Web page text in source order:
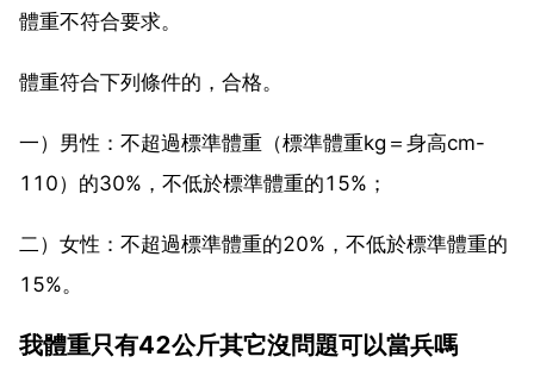
體重不符合要求。
體重符合下列條件的，合格。
一）男性：不超過標準體重（標準體重kg＝身高cm-
110）的30%，不低於標準體重的15%；
二）女性：不超過標準體重的20%，不低於標準體重的
15%。
我體重只有42公斤其它沒問題可以當兵嗎